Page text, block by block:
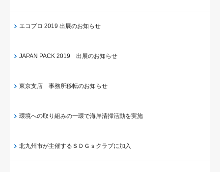
エコプロ 2019 出展のお知らせ
JAPAN PACK 2019 出展のお知らせ
東京支店 事務所移転のお知らせ
環境への取り組みの一環で海岸清掃活動を実施
北九州市が主催するＳＤＧｓクラブに加入